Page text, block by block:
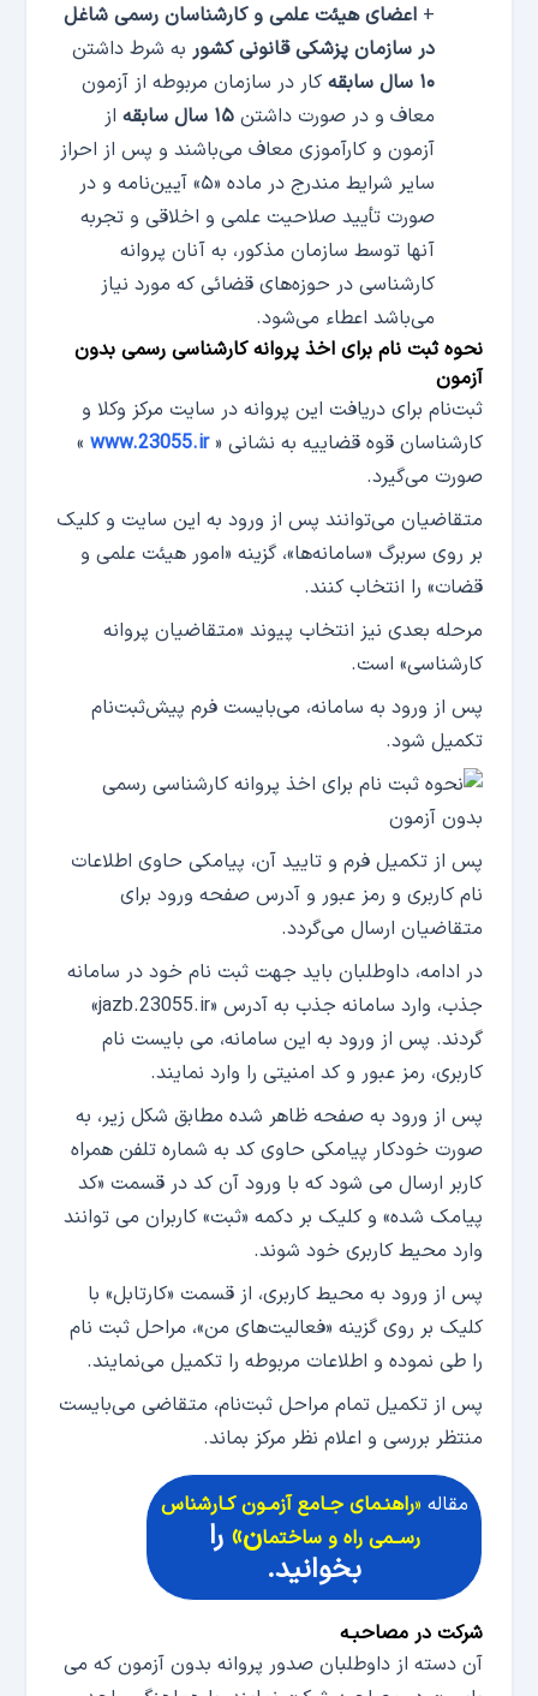
+اعضای هیئت علمی و کارشناسان رسمی شاغل
در سازمان پزشکی قانونی کشور به شرط داشتن
۱۰ سال سابقه
کار در سازمان مربوطه از آزمون
معاف و در صورت داشتن۱۵ سال سابقه
از
آزمون و کارآموزی معاف می‌باشند و پس از احراز
سایر شرایط مندرج در ماده «۵» آیین‌نامه و در
صورت تأیید صلاحیت علمی و اخلاقی و تجربه
آنها توسط سازمان مذکور، به آنان پروانه
کارشناسی در حوزه‌های قضائی که مورد نیاز
می‌باشد اعطاء می‌شود.
نحوه ثبت نام برای اخذ پروانه کارشناسی رسمی بدون
آزمون
ثبت‌نام برای دریافت این پروانه در سایت مرکز وکلا و
کارشناسان قوه قضاییه به نشانی «www.23055.ir
»
صورت می‌گیرد.
متقاضیان می‌توانند پس از ورود به این سایت و کلیک
بر روی سربرگ «سامانه‌ها»، گزینه «امور هیئت علمی و
قضات» را انتخاب کنند.
مرحله بعدی نیز انتخاب پیوند «متقاضیان پروانه
کارشناسی» است.
پس از ورود به سامانه، می‌بایست فرم پیش‌ثبت‌نام
تکمیل شود.
پس از تکمیل فرم و تایید آن، پیامکی حاوی اطلاعات
نام کاربری و رمز عبور و آدرس صفحه ورود برای
متقاضیان ارسال می‌گردد.
در ادامه، داوطلبان باید جهت ثبت نام خود در سامانه
جذب، وارد سامانه جذب به آدرس «jazb.23055.ir»
گردند. پس از ورود به این سامانه، می بایست نام
کاربری، رمز عبور و کد امنیتی را وارد نمایند.
پس از ورود به صفحه ظاهر شده مطابق شکل زیر، به
صورت خودکار پیامکی حاوی کد به شماره تلفن همراه
کاربر ارسال می شود که با ورود آن کد در قسمت «کد
پیامک شده» و کلیک بر دکمه «ثبت» کاربران می توانند
وارد محیط کاربری خود شوند.
پس از ورود به محیط کاربری، از قسمت «کارتابل» با
کلیک بر روی گزینه «فعالیت‌های من»، مراحل ثبت نام
را طی نموده و اطلاعات مربوطه را تکمیل می‌نمایند.
پس از تکمیل تمام مراحل ثبت‌نام، متقاضی می‌بایست
منتظر بررسی و اعلام نظر مرکز بماند.
مقاله «راهنـمای جـامع آزمـون کـارشناس
رســمی راه و ساختمان» را
بخوانید.
شرکت در مصاحبـه
آن دسته از داوطلبان صدور پروانه بدون آزمون که می